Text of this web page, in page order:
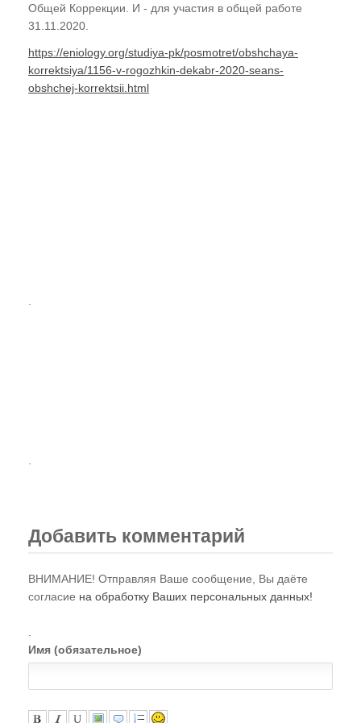
Общей Коррекции. И - для участия в общей работе
31.11.2020.
https://eniology.org/studiya-pk/posmotret/obshchaya-
korrektsiya/1156-v-rogozhkin-dekabr-2020-seans-
obshchej-korrektsii.html
Добавить комментарий
ВНИМАНИЕ! Отправляя Ваше сообщение, Вы даёте
согласие на обработку Ваших персональных данных!
Имя (обязательное)